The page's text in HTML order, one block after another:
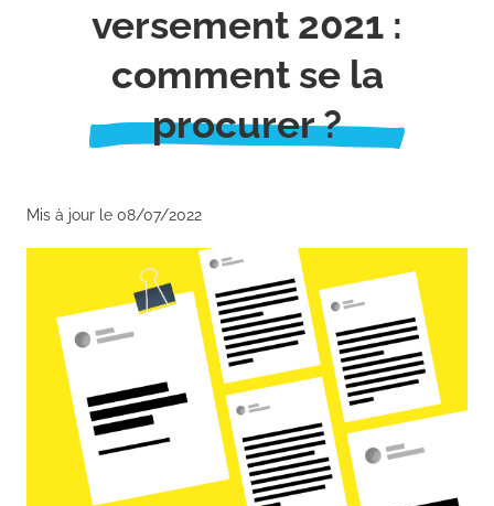
versement 2021 :
comment se la
procurer ?
Mis à jour le 08/07/2022